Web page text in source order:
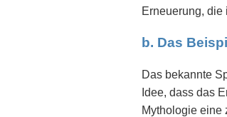
Erneuerung,
b. Das
Das bekannte
Idee, dass das
Mythologie eine